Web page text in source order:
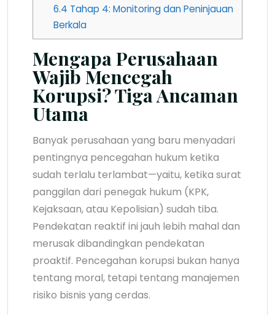
6.4 Tahap 4: Monitoring dan Peninjauan
Berkala
Mengapa Perusahaan
Wajib Mencegah
Korupsi? Tiga Ancaman
Utama
Banyak perusahaan yang baru menyadari
pentingnya pencegahan hukum ketika
sudah terlalu terlambat—yaitu, ketika surat
panggilan dari penegak hukum (KPK,
Kejaksaan, atau Kepolisian) sudah tiba.
Pendekatan reaktif ini jauh lebih mahal dan
merusak dibandingkan pendekatan
proaktif. Pencegahan korupsi bukan hanya
tentang moral, tetapi tentang manajemen
risiko bisnis yang cerdas.